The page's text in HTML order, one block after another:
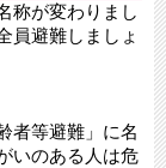
称が変わりまし
員避難しましょ
者等避難」に名
いのある人は危